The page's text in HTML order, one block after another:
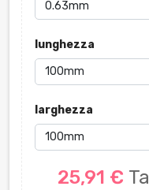
lunghezza
larghezza
25,91 €